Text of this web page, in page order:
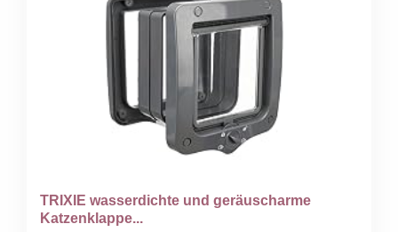
TRIXIE wasserdichte und geräuscharme
Katzenklappe...